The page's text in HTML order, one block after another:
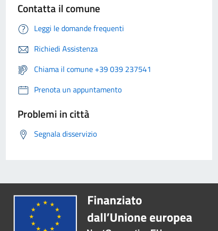
Contatta il comune
Leggi le domande frequenti
Richiedi Assistenza
Chiama il comune +39 039 237541
Prenota un appuntamento
Problemi in città
Segnala disservizio